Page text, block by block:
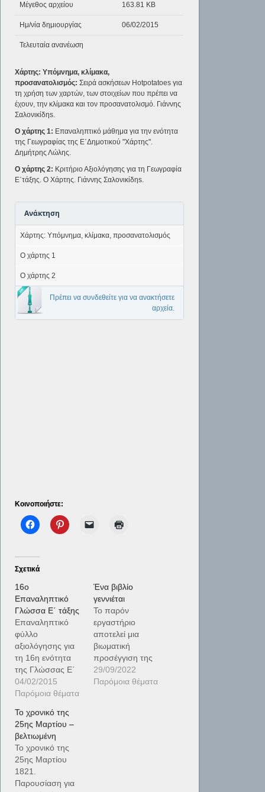
Μέγεθος αρχείου 163.81 KB
Ημ/νία δημιουργίας 06/02/2015
Τελευταία ανανέωση
Χάρτης: Υπόμνημα, κλίμακα,
προσανατολισμός: Σειρά ασκήσεων Hotpotatoes για
τη χρήση των χαρτών, των στοιχείων που πρέπει να
έχουν, την κλίμακα και τον προσανατολισμό. Γιάννης
Σαλονικίδηs.
Ο χάρτης 1: Επαναληπτικό μάθημα για την ενότητα
της Γεωγραφίας της Ε΄Δημοτικού "Χάρτης".
Δημήτρης Λώλης.
Ο χάρτης 2: Κριτήριο Αξιολόγησης για τη Γεωγραφία
Ε΄τάξης. Ο Χάρτης. Γιάννης Σαλονικίδηs.
Ανάκτηση
Χάρτης: Υπόμνημα, κλίμακα, προσανατολισμός
Ο χάρτης 1
Ο χάρτης 2
Πρέπει να συνδεθείτε για να ανακτήσετε
αρχεία.
Κοινοποιήστε:
Σχετικά
16o
Επαναληπτικό
Γλώσσα Ε΄ τάξης
Επαναληπτικό
φύλλο
αξιολόγησης για
τη 16η ενότητα
της Γλώσσας Ε΄
τάξης (ΟΕΔΒ
2009).
ορθογραφικές
ασκήσεις,
αντωνυμίες,
συνώνυμα,
συλλαβική
αύξηση,
παραθετικά
04/02/2015
Παρόμοια θέματα
Ένα βιβλίο
γεννιέται
Το παρόν
εργαστήριο
αποτελεί μια
βιωματική
προσέγγιση της
διαδικασίας
παραγωγής ενός
29/09/2022
Παρόμοια θέματα
Το χρονικό της
25ης Μαρτίου –
βελτιωμένη
Το χρονικό της
25ης Μαρτίου
1821.
Παρουσίαση για